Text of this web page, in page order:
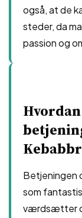
også, at de
steder, da
passion og
Betjeningen
som
værdsætter